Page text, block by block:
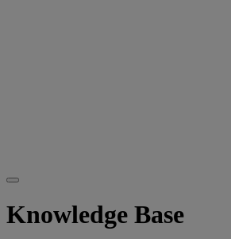
Knowledge Base